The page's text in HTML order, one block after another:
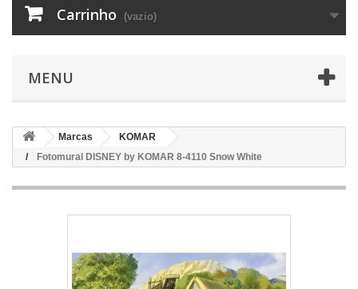
Carrinho (vazio)
MENU
Marcas
KOMAR
Fotomural DISNEY by KOMAR 8-4110 Snow White